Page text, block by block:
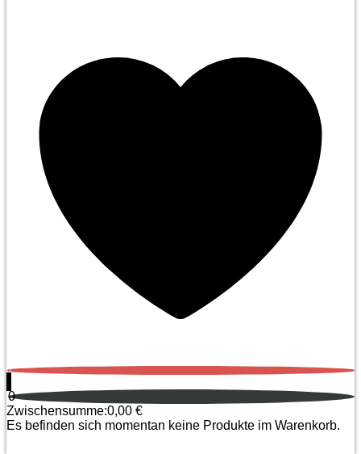
0
0
Zwischensumme:0,00 €
Es befinden sich momentan keine Produkte im Warenkorb.